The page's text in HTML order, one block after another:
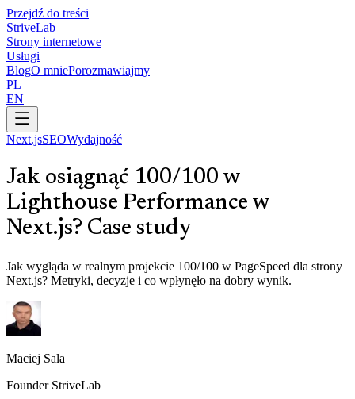
Przejdź do treści
StriveLab
Strony internetowe
Usługi
BlogO mniePorozmawiajmy
PL
EN
Next.jsSEOWydajność
Jak osiągnąć 100/100 w
Lighthouse Performance w
Next.js? Case study
Jak wygląda w realnym projekcie 100/100 w PageSpeed dla strony
Next.js? Metryki, decyzje i co wpłynęło na dobry wynik.
Maciej Sala
Founder StriveLab